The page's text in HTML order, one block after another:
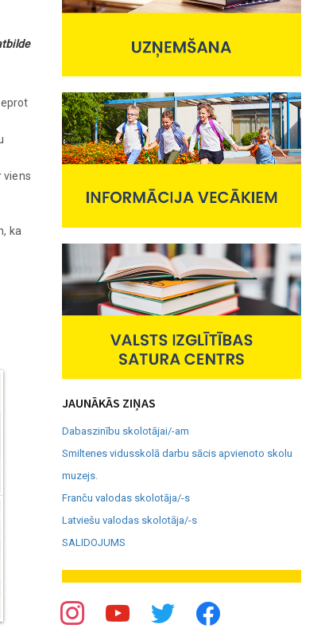
viens
ka
JAUNĀKĀS ZIŅAS
Dabaszinību skolotājai/-am
Smiltenes vidusskolā darbu sācis apvienoto skolu
muzejs.
Franču valodas skolotāja/-s
Latviešu valodas skolotāja/-s
SALIDOJUMS